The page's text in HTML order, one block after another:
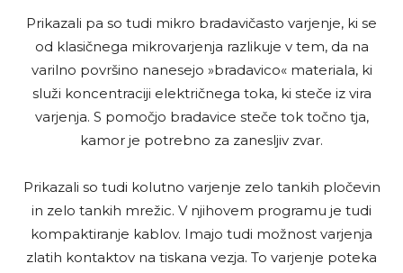
Prikazali pa so tudi mikro bradavičasto varjenje, ki se
od klasičnega mikrovarjenja razlikuje v tem, da na
varilno površino nanesejo »bradavico« materiala, ki
služi koncentraciji električnega toka, ki steče iz vira
varjenja. S pomočjo bradavice steče tok točno tja,
kamor je potrebno za zanesljiv zvar.
Prikazali so tudi kolutno varjenje zelo tankih pločevin
in zelo tankih mrežic. V njihovem programu je tudi
kompaktiranje kablov. Imajo tudi možnost varjenja
zlatih kontaktov na tiskana vezja. To varjenje poteka